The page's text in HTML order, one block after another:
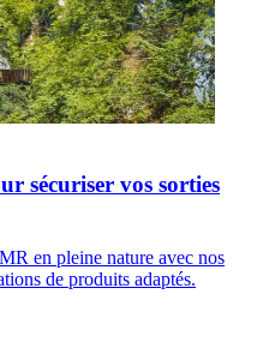
sécuriser vos sorties
en pleine nature avec nos
de produits adaptés.